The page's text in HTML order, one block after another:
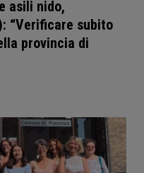
asili nido,
“Verificare subito
provincia di